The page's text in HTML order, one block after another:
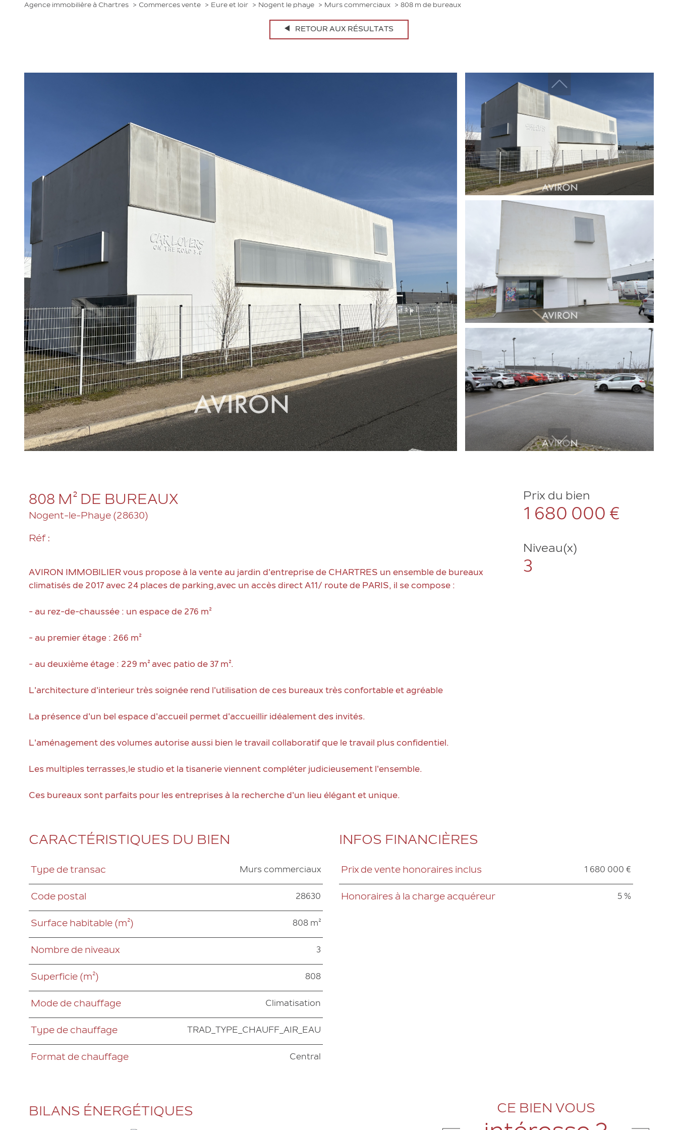
Arboprom
Agence immobilière à Chartres Commerces vente Eure et loir Nogent le phaye Murs commerciaux 808 m de bureaux
RETOUR AUX RÉSULTATS
808 M² DE BUREAUX
Nogent-le-Phaye (28630)
Réf :
AVIRON IMMOBILIER vous propose à la vente au jardin d'entreprise de CHARTRES un ensemble de bureaux
climatisés de 2017 avec 24 places de parking,avec un accès direct A11/ route de PARIS, il se compose :
- au rez-de-chaussée : un espace de 276 m²
- au premier étage : 266 m²
- au deuxième étage : 229 m² avec patio de 37 m².
L'architecture d'interieur très soignée rend l'utilisation de ces bureaux très confortable et agréable
La présence d'un bel espace d'accueil permet d'accueillir idéalement des invités.
L'aménagement des volumes autorise aussi bien le travail collaboratif que le travail plus confidentiel.
Les multiples terrasses,le studio et la tisanerie viennent compléter judicieusement l'ensemble.
Ces bureaux sont parfaits pour les entreprises à la recherche d'un lieu élégant et unique.
Prix du bien
1 680 000 €
Niveau(x)
3
CARACTÉRISTIQUES DU BIEN
Caractéristiques Valeurs
Type de transac Murs commerciaux
Code postal 28630
Surface habitable (m²) 808 m²
Nombre de niveaux 3
Superficie (m²) 808
Mode de chauffage Climatisation
Type de chauffage TRAD_TYPE_CHAUFF_AIR_EAU
Format de chauffage Central
INFOS FINANCIÈRES
Caractéristiques Valeurs
Prix de vente honoraires inclus 1 680 000 €
Honoraires à la charge acquéreur 5 %
BILANS ÉNERGÉTIQUES CE BIEN VOUS